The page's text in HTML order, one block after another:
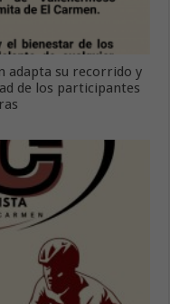
adapta su recorrido y
de los participantes